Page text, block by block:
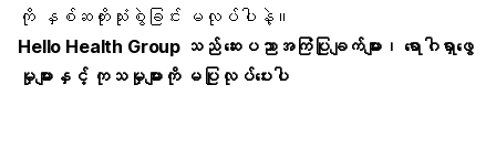
ကို နှစ်ဆတိုးသုံးစွဲခြင်း မလုပ်ပါနဲ့။
Hello Health Group သည် ဆေးပညာအကြံပြုချက်များ၊ ရောဂါရှာဖွေ
မှုများနှင့် ကုသမှုများကို မပြုလုပ်ပေးပါ